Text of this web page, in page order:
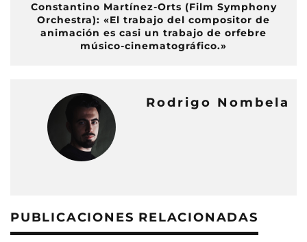
Constantino Martínez-Orts (Film Symphony
Orchestra): «El trabajo del compositor de
animación es casi un trabajo de orfebre
músico-cinematográfico.»
Rodrigo Nombela
PUBLICACIONES RELACIONADAS